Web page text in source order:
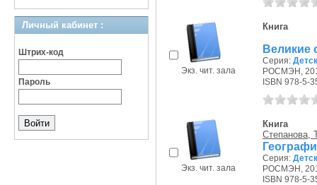
Личный кабинет :
Штрих-код
Пароль
Экз. чит. зала
Книга
Великие
Серия:
РОСМЭН,
ISBN 978-5-
Экз. чит. зала
Книга
Степанова,
Серия:
РОСМЭН,
ISBN 978-5-